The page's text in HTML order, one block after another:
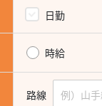
日勤
時給
路線